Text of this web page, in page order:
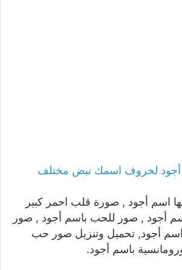
لحروف اسمك نبض مختلف
اسم أجود , صورة قلب احمر كبير
أجود , صور للحب باسم أجود , صور
اسم أجود, تحميل وتنزيل صور حب
باسم أجود.